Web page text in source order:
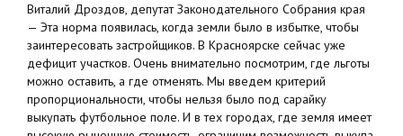
Виталий Дроздов, депутат Законодательного Собрания края
— Эта норма появилась, когда земли было в избытке, чтобы
заинтересовать застройщиков. В Красноярске сейчас уже
дефицит участков. Очень внимательно посмотрим, где льготы
можно оставить, а где отменять. Мы введем критерий
пропорциональности, чтобы нельзя было под сарайку
выкупать футбольное поле. И в тех городах, где земля имеет